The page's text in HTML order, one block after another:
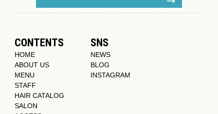
CONTENTS
HOME
ABOUT US
MENU
STAFF
HAIR CATALOG
SALON
SNS
NEWS
BLOG
INSTAGRAM